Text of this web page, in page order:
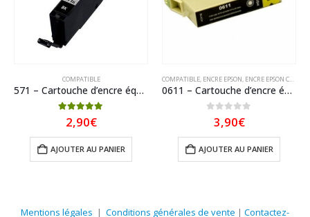
PREMIUMCOMPATIBLE
571 – Cartouche d’encre équivalent CANON CLI-571BK XL compatible 0331C001 (CLI571) – NOIR XL
5.00 sur 5
2,90€
AJOUTER AU PANIER
COMPATIBLE, ENCRE EPSON, ENCRE EPSON COMPATIBLE
0611 – Cartouche d’encre équivalent EPSON T0611 compatible « Ourson » Noir
sur 5
3,90€
AJOUTER AU PANIER
Mentions légales | Conditions générales de vente | Contactez-